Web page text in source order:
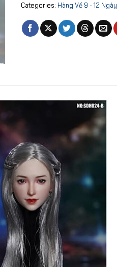
Categories: Hàng Về 9 - 12 Ngày